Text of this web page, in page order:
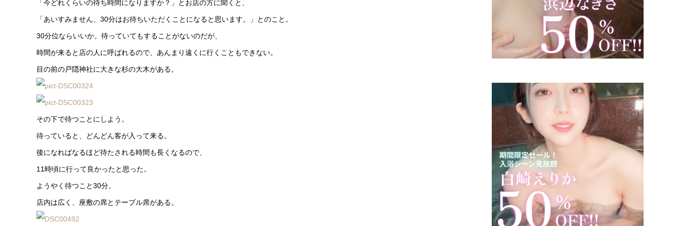
「今どれくらいの待ち時間になりますか？」とお店の方に聞くと、
「あいすみません、30分はお待ちいただくことになると思います。」とのこと。
30分位ならいいか。待っていてもすることがないのだが、
時間が来ると店の人に呼ばれるので、あんまり遠くに行くこともできない。
目の前の戸隠神社に大きな杉の大木がある。
その下で待つことにしよう。
待っていると、どんどん客が入って来る。
後になればなるほど待たされる時間も長くなるので、
11時頃に行って良かったと思った。
ようやく待つこと30分。
店内は広く、座敷の席とテーブル席がある。